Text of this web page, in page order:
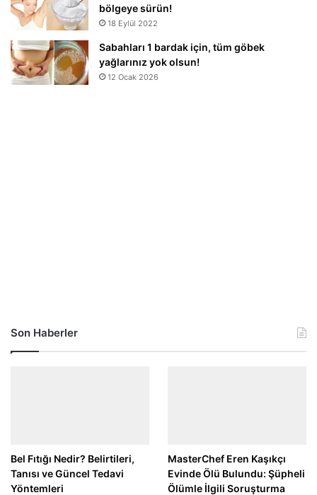
bölgeye sürün!
18 Eylül 2022
Sabahları 1 bardak için, tüm göbek
yağlarınız yok olsun!
12 Ocak 2026
Son Haberler
Bel Fıtığı Nedir? Belirtileri,
Tanısı ve Güncel Tedavi
Yöntemleri
MasterChef Eren Kaşıkçı
Evinde Ölü Bulundu: Şüpheli
Ölümle İlgili Soruşturma